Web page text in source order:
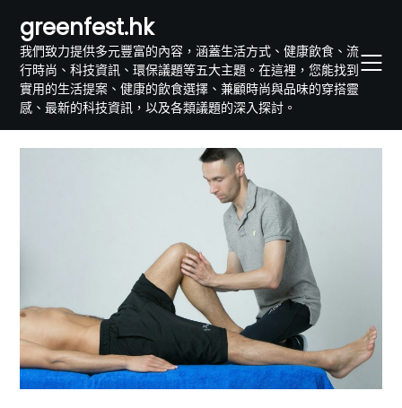
content
greenfest.hk
我們致力提供多元豐富的內容，涵蓋生活方式、健康飲食、流
行時尚、科技資訊、環保議題等五大主題。在這裡，您能找到
實用的生活提案、健康的飲食選擇、兼顧時尚與品味的穿搭靈
感、最新的科技資訊，以及各類議題的深入探討。